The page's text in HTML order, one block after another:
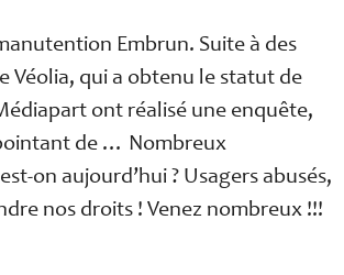
Embrun. Suite à des
Véolia, qui a obtenu le statut de
ont réalisé une enquête,
de … Nombreux
on aujourd’hui ? Usagers abusés,
nos droits ! Venez nombreux !!!